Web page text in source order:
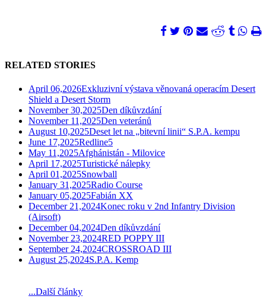
RELATED STORIES
April 06,2026Exkluzivní výstava věnovaná operacím Desert
Shield a Desert Storm
November 30,2025Den díkůvzdání
November 11,2025Den veteránů
August 10,2025Deset let na „bitevní linii“ S.P.A. kempu
June 17,2025Redline5
May 11,2025Afghánistán - Milovice
April 17,2025Turistické nálepky
April 01,2025Snowball
January 31,2025Radio Course
January 05,2025Fabián XX
December 21,2024Konec roku v 2nd Infantry Division
(Airsoft)
December 04,2024Den díkůvzdání
November 23,2024RED POPPY III
September 24,2024CROSSROAD III
August 25,2024S.P.A. Kemp
...Další články